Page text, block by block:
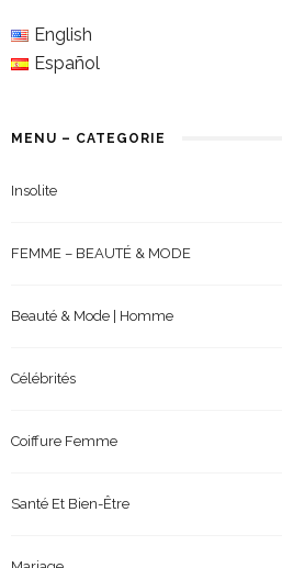
English
Español
MENU – CATEGORIE
Insolite
FEMME – BEAUTÉ & MODE
Beauté & Mode | Homme
Célébrités
Coiffure Femme
Santé Et Bien-Être